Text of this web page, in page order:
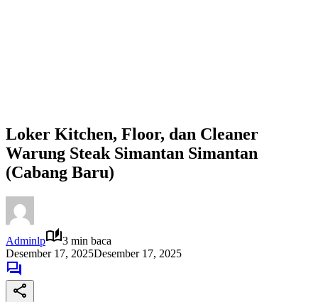
Loker Kitchen, Floor, dan Cleaner
Warung Steak Simantan Simantan
(Cabang Baru)
Adminlp
3 min baca
Desember 17, 2025Desember 17, 2025